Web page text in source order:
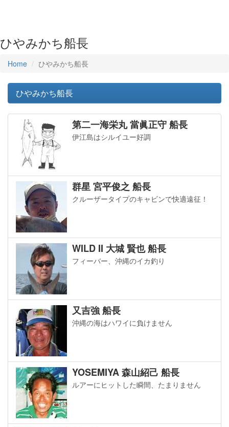
ひやみかち船長
Home ひやみかち船長
ひやみかち船長
第二一海栄丸 當眞正守 船長
伊江島はシルイユー好調
群星 宮平俊之 船長
クルーザータイプのキャビンで快適遠征！
WILD II 大城 賢也 船長
フィーバー、沖縄のイカ釣り
又吉強 船長
沖縄の海はハワイに負けません
YOSEMIYA 森山紹己 船長
ルアーにヒットした瞬間、たまりません